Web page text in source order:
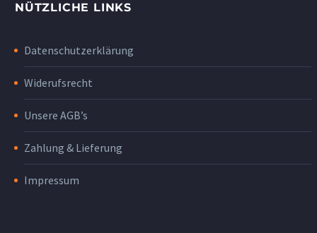
NÜTZLICHE LINKS
Datenschutzerklärung
Widerufsrecht
Unsere AGB’s
Zahlung & Lieferung
Impressum